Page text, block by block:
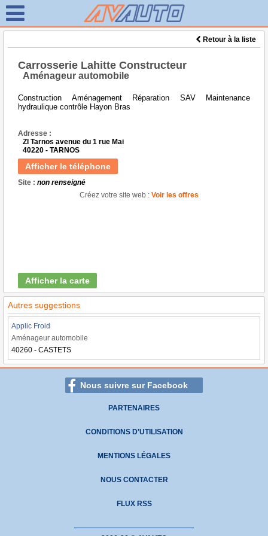
Retour à la liste
Carrosserie Lahitte Constructeur
Aménageur automobile
Construction Aménagement Réparation SAV Maintenance
hydraulique contrôle Hayon Bras
Adresse :
ZI Tarnos avenue du 1 rue Mai
40220 - TARNOS
Afficher le téléphone
Site : non renseigné
Créez votre site web : Voir les offres
Afficher la carte
Autres suggestions
Applic Froid
Aménageur automobile
40260 - CASTETS
Nous suivre sur Facebook
PARTENAIRES
CONDITIONS D'UTILISATION
MENTIONS LÉGALES
NOUS CONTACTER
FLUX RSS